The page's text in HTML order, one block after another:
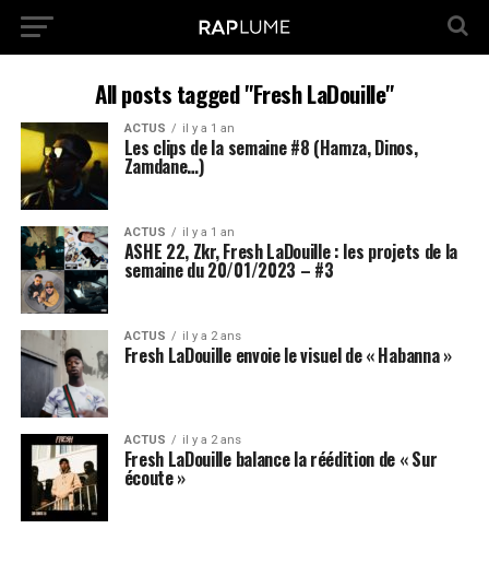
All posts tagged "Fresh LaDouille"
ACTUS il y a 1 an
Les clips de la semaine #8 (Hamza, Dinos,
Zamdane…)
ACTUS il y a 1 an
ASHE 22, Zkr, Fresh LaDouille : les projets de la
semaine du 20/01/2023 – #3
ACTUS il y a 2 ans
Fresh LaDouille envoie le visuel de « Habanna »
ACTUS il y a 2 ans
Fresh LaDouille balance la réédition de « Sur
écoute »